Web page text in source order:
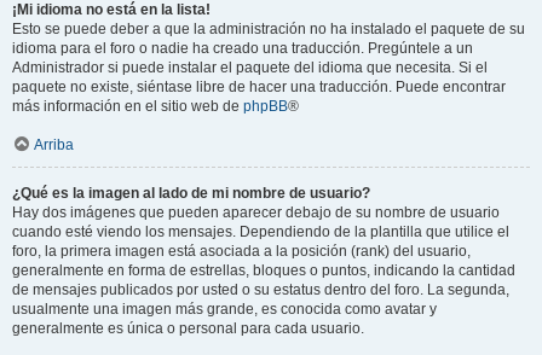
¡Mi idioma no está en la lista!
Esto se puede deber a que la administración no ha instalado el paquete de su
idioma para el foro o nadie ha creado una traducción. Pregúntele a un
Administrador si puede instalar el paquete del idioma que necesita. Si el
paquete no existe, siéntase libre de hacer una traducción. Puede encontrar
más información en el sitio web de phpBB®
Arriba
¿Qué es la imagen al lado de mi nombre de usuario?
Hay dos imágenes que pueden aparecer debajo de su nombre de usuario
cuando esté viendo los mensajes. Dependiendo de la plantilla que utilice el
foro, la primera imagen está asociada a la posición (rank) del usuario,
generalmente en forma de estrellas, bloques o puntos, indicando la cantidad
de mensajes publicados por usted o su estatus dentro del foro. La segunda,
usualmente una imagen más grande, es conocida como avatar y
generalmente es única o personal para cada usuario.